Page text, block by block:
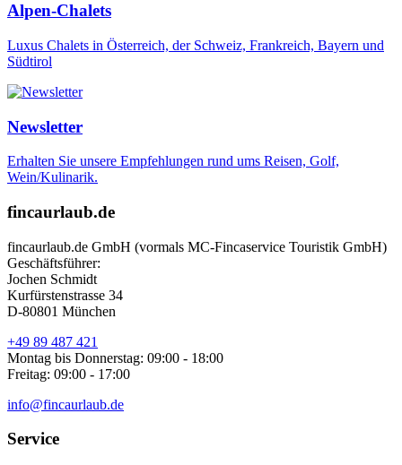
Alpen-Chalets
Luxus Chalets in Österreich, der Schweiz, Frankreich, Bayern und
Südtirol
Newsletter
Erhalten Sie unsere Empfehlungen rund ums Reisen, Golf,
Wein/Kulinarik.
fincaurlaub.de
fincaurlaub.de GmbH (vormals MC-Fincaservice Touristik GmbH)
Geschäftsführer:
Jochen Schmidt
Kurfürstenstrasse 34
D-80801 München
+49 89 487 421
Montag bis Donnerstag: 09:00 - 18:00
Freitag: 09:00 - 17:00
info@fincaurlaub.de
Service